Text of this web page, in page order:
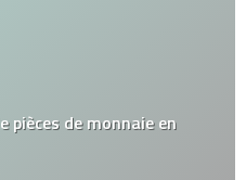
pièces de monnaie en